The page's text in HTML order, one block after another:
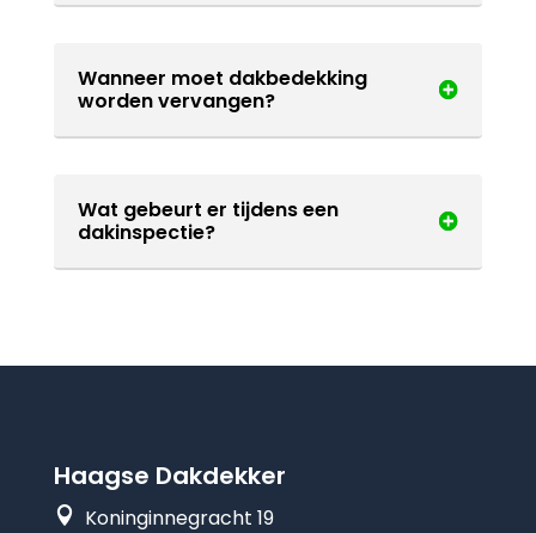
Wanneer moet dakbedekking
worden vervangen?
Wat gebeurt er tijdens een
dakinspectie?
Haagse Dakdekker

Koninginnegracht 19